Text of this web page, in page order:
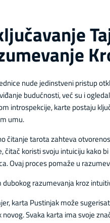
nude jedinstveni pristup
budućnosti, već su i
introspekcije, karte postaju
umu.
čitanje tarota zahteva
čitač koristi svoju intuiciju kako
Ovaj proces pomaže u
dubokog razumevanja kroz
karta Pustinjak može
novog. Svaka karta ima svoje